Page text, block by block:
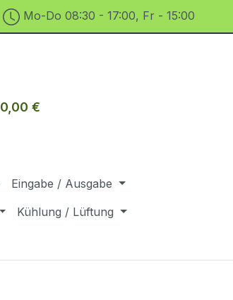
Mo-Do 08:30 - 17:00, Fr - 15:00
0,00 €
Eingabe / Ausgabe
Kühlung / Lüftung